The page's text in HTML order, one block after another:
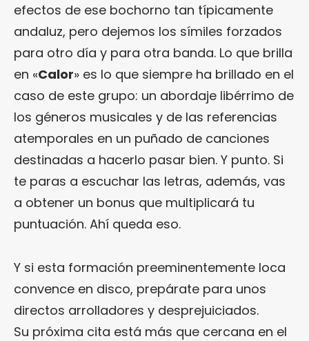
efectos de ese bochorno tan típicamente
andaluz, pero dejemos los símiles forzados
para otro día y para otra banda. Lo que brilla
en «Calor» es lo que siempre ha brillado en el
caso de este grupo: un abordaje libérrimo de
los géneros musicales y de las referencias
atemporales en un puñado de canciones
destinadas a hacerlo pasar bien. Y punto. Si
te paras a escuchar las letras, además, vas
a obtener un bonus que multiplicará tu
puntuación. Ahí queda eso.
Y si esta formación preeminentemente loca
convence en disco, prepárate para unos
directos arrolladores y desprejuiciados.
Su próxima cita está más que cercana en el